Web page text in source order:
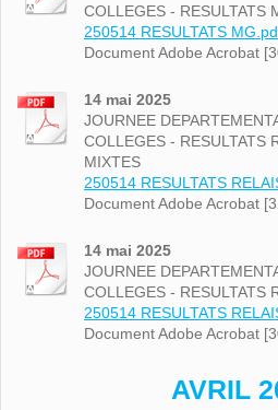
COLLEGES - RESULTATS
250514 RESULTATS
Document Adobe Acrobat
14 mai 2025
JOURNEE
COLLEGES - RESULTATS
MIXTES
250514 RESULTATS
Document Adobe Acrobat
14 mai 2025
JOURNEE
COLLEGES - RESULTATS
250514 RESULTATS
Document Adobe Acrobat
AVRIL